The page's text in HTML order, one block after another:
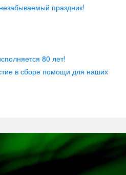
праздник!
80 лет!
в сборе помощи для наших